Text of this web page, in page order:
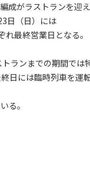
成がラストランを迎
日（日）には
れ最終営業日となる。
ランまでの期間では
日には臨時列車を運
る。